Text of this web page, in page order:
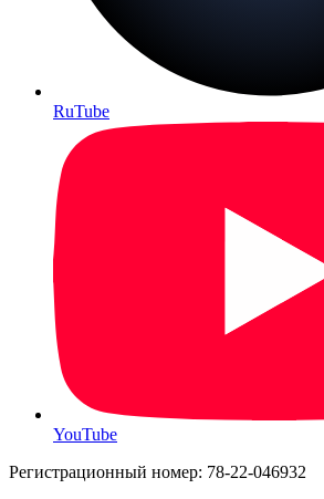
RuTube
YouTube
Регистрационный номер: 78-22-046932